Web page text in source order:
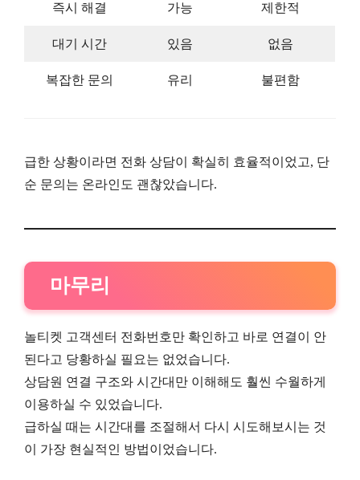
즉시 해결 가능 제한적
대기 시간 있음 없음
복잡한 문의 유리 불편함
급한 상황이라면 전화 상담이 확실히 효율적이었고, 단
순 문의는 온라인도 괜찮았습니다.
마무리
놀티켓 고객센터 전화번호만 확인하고 바로 연결이 안
된다고 당황하실 필요는 없었습니다.
상담원 연결 구조와 시간대만 이해해도 훨씬 수월하게
이용하실 수 있었습니다.
급하실 때는 시간대를 조절해서 다시 시도해보시는 것
이 가장 현실적인 방법이었습니다.